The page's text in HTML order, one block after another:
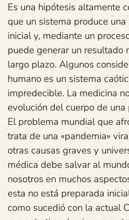
Es una hipótesis altamente
que un sistema produce
inicial y, mediante un
puede generar un resultado
largo plazo. Algunos
humano es un sistema
impredecible. La medicina
evolución del cuerpo de
El problema mundial que
trata de una «pandemia»
otras causas graves y
médica debe salvar al
nosotros en muchos
esta no está preparada
como sucedió con la actual